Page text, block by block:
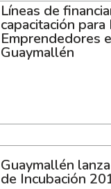
Líneas de
capacitación para
Emprendedores
Guaymallén
Guaymallén
de Incubación